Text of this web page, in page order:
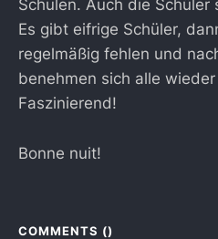
Schulen. Auch die
Es gibt eifrige Schüler,
regelmäßig fehlen und
benehmen sich alle
Faszinierend!
Bonne nuit!
COMMENTS ()